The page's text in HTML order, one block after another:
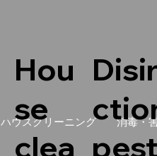
ハウスクリーニング 消毒・
Hou
se
clea pest